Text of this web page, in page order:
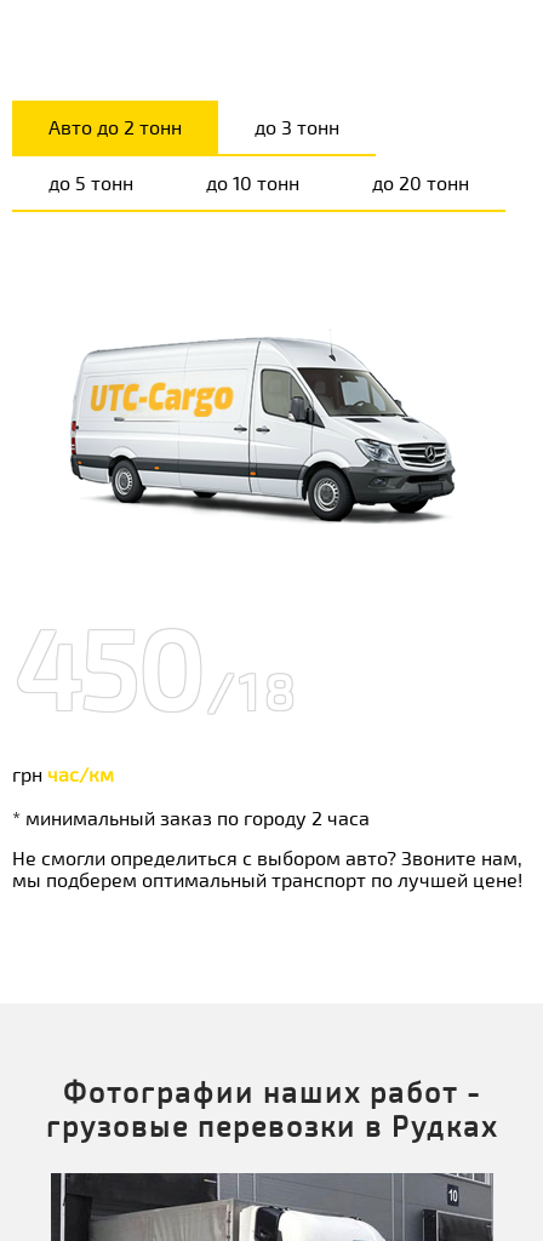
Авто до 2 тонн до 3 тонн
до 5 тонн до 10 тонн до 20 тонн
450/18
грн час/км
* минимальный заказ по городу 2 часа
Не смогли определиться с выбором авто? Звоните нам,
мы подберем оптимальный транспорт по лучшей цене!
Фотографии наших работ -
грузовые перевозки в Рудках